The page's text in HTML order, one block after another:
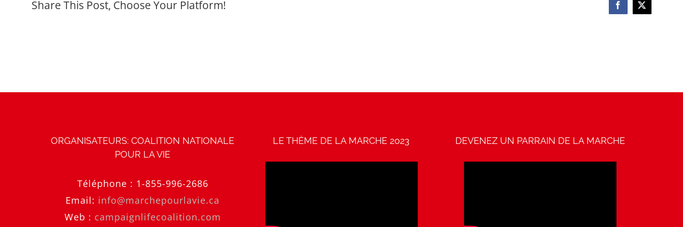
Share This Post, Choose Your Platform! Facebook
X
ORGANISATEURS: COALITION NATIONALE
POUR LA VIE
Téléphone : 1-855-996-2686
Email: info@marchepourlavie.ca
Web : campaignlifecoalition.com
LE THÈME DE LA MARCHE 2023 DEVENEZ UN PARRAIN DE LA MARCHE